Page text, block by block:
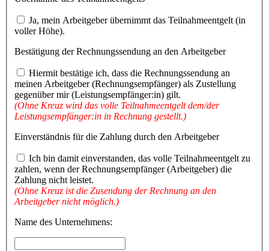
voller Höhe).
Bestätigung der Rechnungssendung an den Arbeitgeber
meinen Arbeitgeber (Rechnungsempfänger) als Zustellung
gegenüber mir (Leistungsempfänger:in) gilt.
(Ohne Kreuz wird das volle Teilnahmeentgelt dem/der
Leistungsempfänger:in in Rechnung gestellt.)
Einverständnis für die Zahlung durch den Arbeitgeber
zahlen, wenn der Rechnungsempfänger (Arbeitgeber) die
Zahlung nicht leistet.
(Ohne Kreuz ist die Zusendung der Rechnung an den
Arbeitgeber nicht möglich.)
Name des Unternehmens: